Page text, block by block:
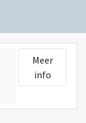
Meer
info